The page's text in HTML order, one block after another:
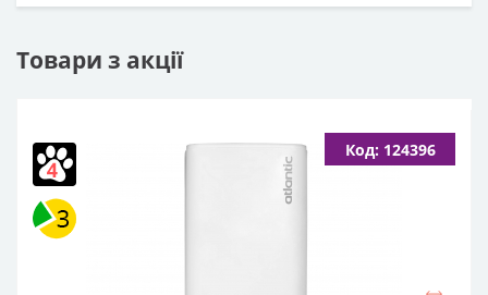
Товари з акції
Код: 124396